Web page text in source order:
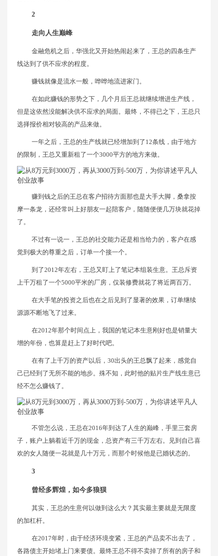
2
走向人生巅峰
金融危机之后，华强北又开始热闹起来了，王总的四条生产
线达到了供不应求的程度。
赚钱就像是流水一般，哗哗地流进家门。
在如此赚钱的形势之下，几个月后王总就继续增进生产线，
但是这依然没能解决供不应求的局面。最终，不得已之下，王总只
选择报价相对较高的产品来做。
一年之后，王总的生产线就已经增加到了12条线，由于地方
的限制，王总又重新租了一个3000平方的地方来做。
赚到钱之后的王总在客户招待方面那也是大手大脚，桑拿按
摩一条龙，还经常叫上好朋友一起陪客户，随随便便几万块就花掉
了。
不过有一说一，王总的社交能力还是相当给力的，客户在感
觉到极大的尊重之后，订单一个接一个。
到了2012年左右，王总又盯上了笔记本组装生意。王总斥资
上千万租了一个5000平米的厂房，仅装修费就花了将近两百万。
在大手笔的投资之后也在之后见到了显著的效果，订单继续
源源不断地飞了过来。
在2012年那个时间点上，我国的笔记本生意刚好也是销量大
增的年份，也算是赶上了好时代吧。
在有了上千万的资产以后，30出头的王总飘了起来，感觉自
己已经到了无所不能的地步。殊不知，此时他的贴片生产线生意已
经不怎么赚钱了。
不管怎么说，王总在2016年到达了人生的巅峰，手里三套房
子，账户上躺着近千万的现金，总资产有三千万左右。见到自己喜
欢的女人随便一花就是几十万元，而那个时候他是已婚状态的。
3
曾经多辉煌，如今多狼狈
其实，王总的生意何以做到这么大？其实最主要就是无限度
的加杠杆。
在2017年时，由于经济环境变紧，王总的产品卖不出去了，
各路债主开始堵上门来要债。最终王总不得不卖掉了所有的房子和